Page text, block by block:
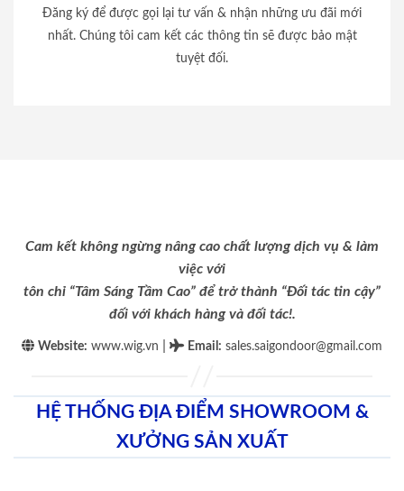
Đăng ký để được gọi lại tư vấn & nhận những ưu đãi mới
nhất. Chúng tôi cam kết các thông tin sẽ được bảo mật
tuyệt đối.
Cam kết không ngừng nâng cao chất lượng dịch vụ & làm
việc với
tôn chỉ “Tâm Sáng Tầm Cao” để trở thành “Đối tác tin cậy”
đối với khách hàng và đối tác!.
Website: www.wig.vn Email : sales.saigondoor@gmail.com
HỆ THỐNG ĐỊA ĐIỂM SHOWROOM &
XƯỞNG SẢN XUẤT